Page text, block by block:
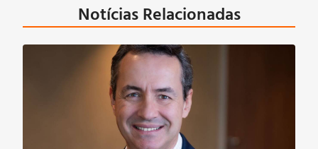
Notícias Relacionadas